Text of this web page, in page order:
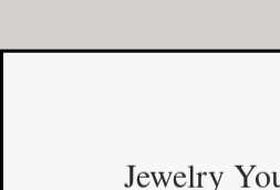
COMMUNITY
FacebookJewelry